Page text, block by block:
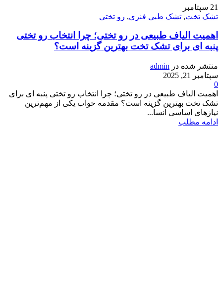
21 سپتامبر
تشک تخت, تشک طبی فنری, رو تختی
اهمیت الیاف طبیعی در رو تختی؛ چرا انتخاب رو تختی
پنبه ای برای تشک تخت بهترین گزینه است؟
منتشر شده در admin
سپتامبر 21, 2025
0
اهمیت الیاف طبیعی در رو تختی؛ چرا انتخاب رو تختی پنبه ای برای
تشک تخت بهترین گزینه است؟ مقدمه خواب یکی از مهم‌ترین
نیازهای اساسی انسا...
ادامه مطلب